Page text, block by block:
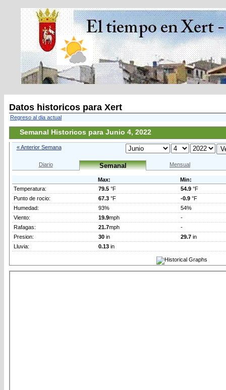
Datos historicos para Xert
Regreso al dia actual
Semanal Historicos para Junio 4, 2022
« Anterior Semana
Diario Semanal Mensual
Max:
Min:
Temperatura:
79.5 °F 54.9 °F
Punto de rocio:
67.3 °F -0.9 °F
Humedad:
93%
54%
Viento:
19.9mph
-
Rafagas:
21.7mph
-
Presion:
30 in 29.7 in
Lluvia:
0.13 in